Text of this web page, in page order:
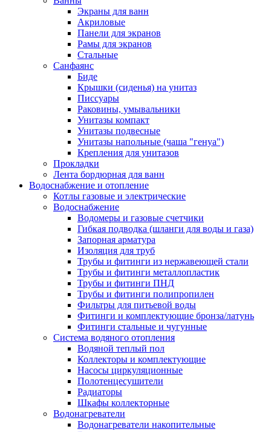
Экраны для ванн
Акриловые
Панели для экранов
Рамы для экранов
Стальные
Санфаянс
Биде
Крышки (сиденья) на унитаз
Писсуары
Раковины, умывальники
Унитазы компакт
Унитазы подвесные
Унитазы напольные (чаша "генуа")
Крепления для унитазов
Прокладки
Лента бордюрная для ванн
Водоснабжение и отопление
Котлы газовые и электрические
Водоснабжение
Водомеры и газовые счетчики
Гибкая подводка (шланги для воды и газа)
Запорная арматура
Изоляция для труб
Трубы и фитинги из нержавеющей стали
Трубы и фитинги металлопластик
Трубы и фитинги ПНД
Трубы и фитинги полипропилен
Фильтры для питьевой воды
Фитинги и комплектующие бронза/латунь
Фитинги стальные и чугунные
Система водяного отопления
Водяной теплый пол
Коллекторы и комплектующие
Насосы циркуляционные
Полотенцесушители
Радиаторы
Шкафы коллекторные
Водонагреватели
Водонагреватели накопительные